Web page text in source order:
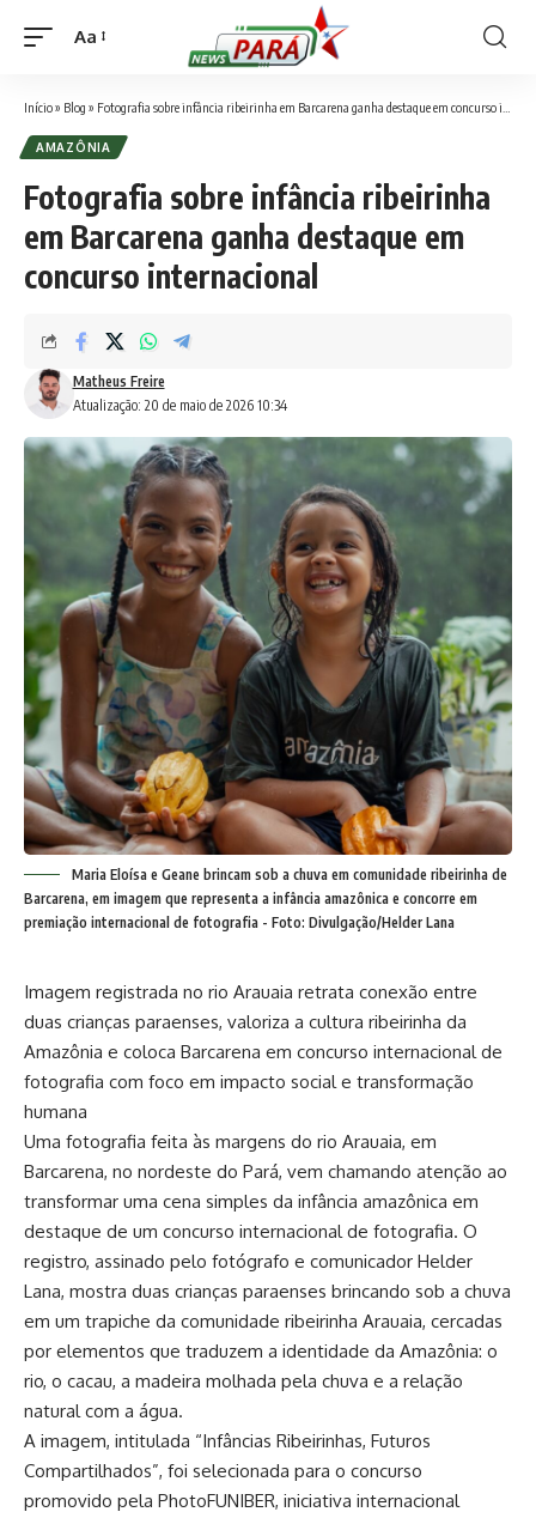
Font
Aa
Início» Blog » Fotografia sobre infância ribeirinha em Barcarena ganha destaque em concurso internacional
AMAZÔNIA
Fotografia sobre infância ribeirinha
em Barcarena ganha destaque em
concurso internacional
Atualização: 20 de maio de 2026 10:34
Matheus Freire
Maria Eloísa e Geane brincam sob a chuva em comunidade ribeirinha de
Barcarena, em imagem que representa a infância amazônica e concorre em
premiação internacional de fotografia - Foto: Divulgação/Helder Lana
Imagem registrada no rio Arauaia retrata conexão entre
duas crianças paraenses, valoriza a cultura ribeirinha da
Amazônia e coloca Barcarena em concurso internacional de
fotografia com foco em impacto social e transformação
humana
Uma fotografia feita às margens do rio Arauaia, em
Barcarena, no nordeste do Pará, vem chamando atenção ao
transformar uma cena simples da infância amazônica em
destaque de um concurso internacional de fotografia. O
registro, assinado pelo fotógrafo e comunicador Helder
Lana, mostra duas crianças paraenses brincando sob a chuva
em um trapiche da comunidade ribeirinha Arauaia, cercadas
por elementos que traduzem a identidade da Amazônia: o
rio, o cacau, a madeira molhada pela chuva e a relação
natural com a água.
A imagem, intitulada “Infâncias Ribeirinhas, Futuros
Compartilhados”, foi selecionada para o concurso
promovido pela PhotoFUNIBER, iniciativa internacional